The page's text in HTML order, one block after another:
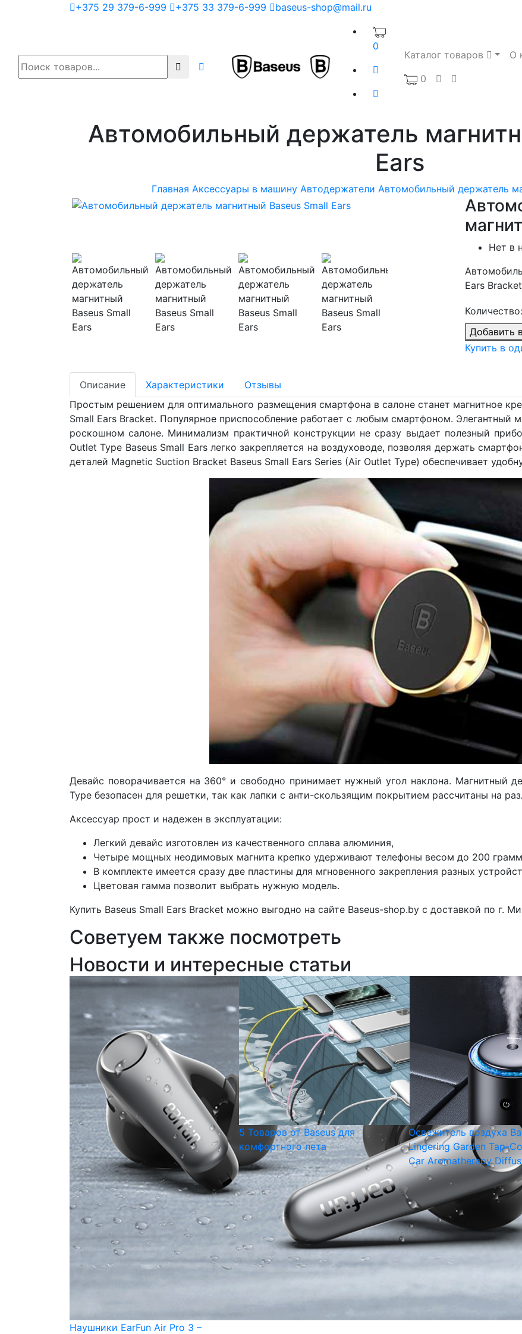
+375 29 379-6-999 +375 33 379-6-999 baseus-shop@mail.ru
0
Каталог товаров О
0
Автомобильный держатель
Ears
Главная Аксессуары в машину Автодержатели Автомобильный держатель
Нет в
Ears Bracket
Количество:
Добавить
Купить в
Описание Характеристики
Отзывы
Простым решением для оптимального размещения смартфона в салоне станет магнитное
Small Ears Bracket. Популярное приспособление работает с любым смартфоном.
роскошном салоне. Минимализм практичной конструкции не сразу выдает полезный
Outlet Type Baseus Small Ears легко закрепляется на воздуховоде, позволяя держать
деталей Magnetic Suction Bracket Baseus Small Ears Series (Air Outlet Type) обеспечивает
Девайс поворачивается на 360° и свободно принимает нужный угол наклона. Магнитный
Type безопасен для решетки, так как лапки с анти-скользящим покрытием рассчитаны на
Аксессуар прост и надежен в эксплуатации:
Легкий девайс изготовлен из качественного сплава алюминия,
Четыре мощных неодимовых магнита крепко удерживают телефоны весом до 200
В комплекте имеется сразу две пластины для мгновенного закрепления разных
Цветовая гамма позволит выбрать нужную модель.
Купить Baseus Small Ears Bracket можно выгодно на сайте Baseus-shop.by с доставкой по г.
Советуем также посмотреть
Новости и интересные статьи
Наушники EarFun Air Pro 3 –
5 Товаров от Baseus для
комфортного лета
Освежитель воздуха
Lingering Garden Tap-
Car Aromatherapy